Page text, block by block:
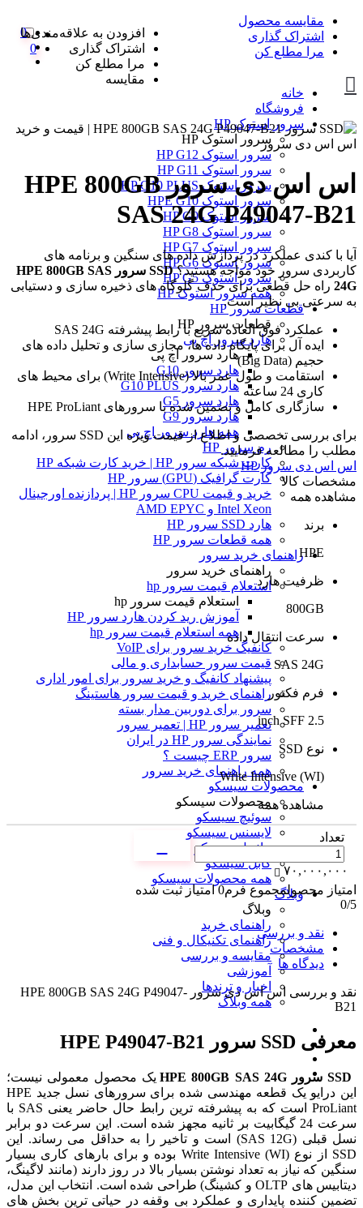
مقایسه محصول
اشتراک گذاری
مرا مطلع کن
0
0
خانه
فروشگاه
سرور استوک HP
سرور استوک HP
سرور استوک HP G12
سرور استوک HP G11
سرور استوک HP G10 PLUS
سرور استوک HPE G10
سرور استوک HP G9
سرور استوک HP G8
سرور استوک HP G7
سرور استوک HP G6
سرور استوک HP G5
همه سرور استوک HP
قطعات سرور HP
قطعات سرور HP
هارد سرور اچ پی
هارد سرور اچ پی
هارد سرور G10
هارد سرور G10 PLUS
هارد سرور G5
هارد سرور G9
همه هارد سرور اچ پی
رم سرور HP
کارت شبکه سرور HP | خرید کارت شبکه HP
کارت گرافیک (GPU) سرور HP
خرید و قیمت CPU سرور HP | پردازنده اورجینال
Intel Xeon و AMD EPYC
هارد SSD سرور HP
همه قطعات سرور HP
راهنمای خرید سرور
راهنمای خرید سرور
استعلام قیمت سرور hp
استعلام قیمت سرور hp
آموزش ريد كردن هارد سرور HP
همه استعلام قیمت سرور hp
کانفیگ خرید سرور برای VoIP
قیمت سرور حسابداری و مالی
پیشنهاد کانفیگ و خرید سرور برای امور اداری
راهنمای خرید و قیمت سرور هاستینگ
سرور برای دوربین مدار بسته
تعمیر سرور HP | تعمیر سرور
نمایندگی سرور HP در ایران
سرور ERP چیست ؟
همه راهنمای خرید سرور
محصولات سیسکو
محصولات سیسکو
سوئیچ سیسکو
لایسنس سیسکو
ماژول سیسکو
کابل سیسکو
همه محصولات سیسکو
وبلاگ
وبلاگ
راهنمای خرید
راهنمای تکنیکال و فنی
مقایسه و بررسی
آموزشی
اخبار و ترندها
همه وبلاگ
افزودن به علاقه‌مندی‌ها
اشتراک گذاری
مرا مطلع کن
مقایسه
اس اس دی سرور HPE 800GB
SAS 24G P49047-B21
آیا با کندی عملکرد در پردازش داده های سنگین و برنامه های
کاربردی سرور خود مواجه هستید؟
SSD سرور HPE 800GB SAS
24G راه حل قطعی برای حذف گلوگاه های ذخیره سازی و دستیابی
به سرعتی بی نظیر است.
عملکرد فوق العاده سریع با رابط پیشرفته SAS 24G
ایده آل برای پایگاه داده ها، مجازی سازی و تحلیل داده های
حجیم (Big Data)
استقامت و طول عمر بالا (Write Intensive) برای محیط های
کاری 24 ساعته
سازگاری کامل و تضمین شده با سرورهای HPE ProLiant
برای بررسی تخصصی و اطلاع از قیمت ویژه این SSD سرور، ادامه
مطلب را مطالعه فرمایید.
اس اس دی سرور HP
مشخصات کالا
مشاهده همه
برند
HPE
ظرفیت هارد
800GB
سرعت انتقال داده
SAS 24G
فرم فکتور
2.5 inch SFF
نوع SSD
Write Intensive (WI)
مشاهده همه
تعداد
۷۰,۰۰۰,۰۰۰
امتیاز محصولمجموع فرم0امتیاز ثبت شده
0/5
نقد و بررسی
مشخصات
دیدگاه ها
نقد و بررسی
اس اس دی سرور HPE 800GB SAS 24G P49047-
B21
معرفی SSD سرور HPE P49047-B21
SSD سرور HPE 800GB SAS 24G
یک محصول معمولی نیست؛
این درایو یک قطعه مهندسی شده برای سرورهای نسل جدید HPE
ProLiant است که به پیشرفته ترین رابط حال حاضر یعنی SAS با
سرعت 24 گیگابیت بر ثانیه مجهز شده است. این سرعت دو برابر
نسل قبلی (SAS 12G) است و تاخیر را به حداقل می‌ رساند. این
SSD از نوع Write Intensive (WI) بوده و برای بارهای کاری بسیار
سنگین که نیاز به تعداد نوشتن بسیار بالا در روز دارند (مانند لاگینگ،
دیتابیس های OLTP و کشینگ) طراحی شده است. انتخاب این مدل،
تضمین کننده پایداری و عملکرد بی وقفه در حیاتی ترین بخش های